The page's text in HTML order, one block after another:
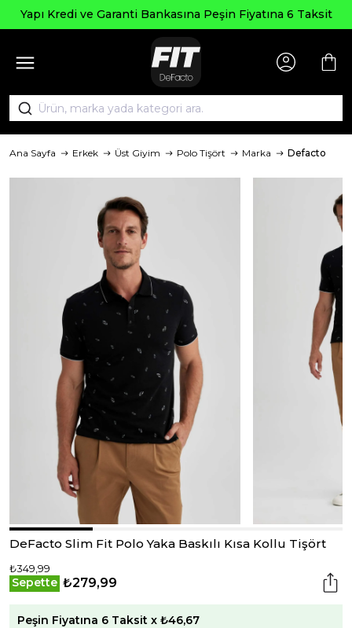
Yapı Kredi ve Garanti Bankasına Peşin Fiyatına 6 Taksit
Ana Sayfa Erkek Üst Giyim Polo Tişört Marka Defacto
DeFacto Slim Fit Polo Yaka Baskılı Kısa Kollu Tişört
₺349,99
Sepette ₺279,99
Peşin Fiyatına 6 Taksit x ₺46,67